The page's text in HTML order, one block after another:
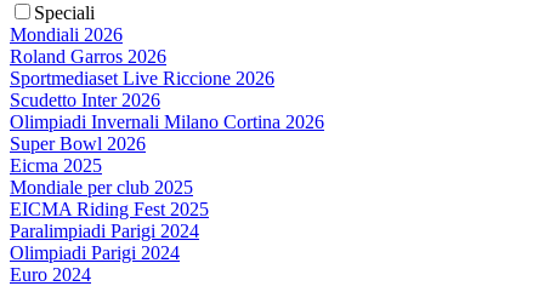
Speciali
Mondiali 2026
Roland Garros 2026
Sportmediaset Live Riccione 2026
Scudetto Inter 2026
Olimpiadi Invernali Milano Cortina 2026
Super Bowl 2026
Eicma 2025
Mondiale per club 2025
EICMA Riding Fest 2025
Paralimpiadi Parigi 2024
Olimpiadi Parigi 2024
Euro 2024